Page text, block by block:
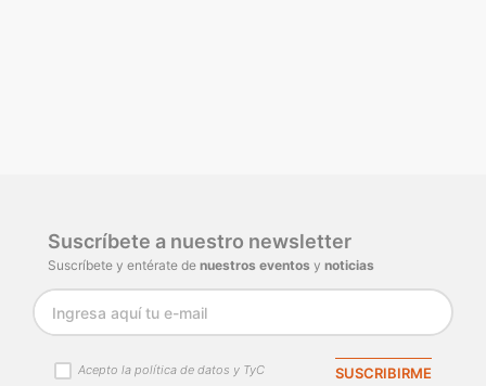
Suscríbete a nuestro newsletter
Suscríbete y entérate de nuestros eventos y noticias
Acepto la política de datos y TyC SUSCRIBIRME